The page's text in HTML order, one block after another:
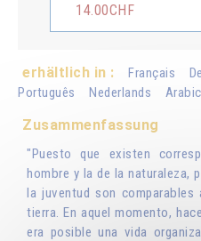
14.00CHF
erhältlich in : Français
Português
Nederlands Arabic
Zusammenfassung
"Puesto que existen
hombre y la de la naturaleza,
la juventud son
tierra. En aquel momento,
era posible una vida